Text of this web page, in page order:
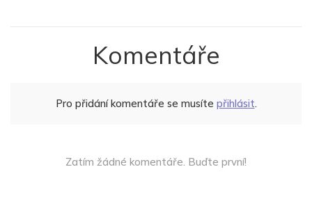
Komentáře
Pro přidání komentáře se musíte přihlásit.
Zatím žádné komentáře. Buďte první!